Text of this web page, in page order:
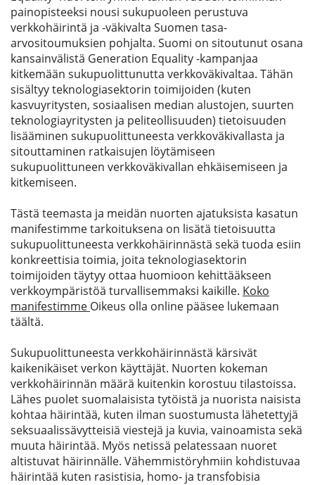
painopisteeksi nousi sukupuoleen perustuva
verkkohäirintä ja -väkivalta Suomen tasa-
arvositoumuksien pohjalta. Suomi on sitoutunut osana
kansainvälistä Generation Equality -kampanjaa
kitkemään sukupuolittunutta verkkoväkivaltaa. Tähän
sisältyy teknologiasektorin toimijoiden (kuten
kasvuyritysten, sosiaalisen median alustojen, suurten
teknologiayritysten ja peliteollisuuden) tietoisuuden
lisääminen sukupuolittuneesta verkkoväkivallasta ja
sitouttaminen ratkaisujen löytämiseen
sukupuolittuneen verkkoväkivallan ehkäisemiseen ja
kitkemiseen.
Tästä teemasta ja meidän nuorten ajatuksista kasatun
manifestimme tarkoituksena on lisätä tietoisuutta
sukupuolittuneesta verkkohäirinnästä sekä tuoda esiin
konkreettisia toimia, joita teknologiasektorin
toimijoiden täytyy ottaa huomioon kehittääkseen
verkkoympäristöä turvallisemmaksi kaikille. Koko
manifestimme Oikeus olla online pääsee lukemaan
täältä.
Sukupuolittuneesta verkkohäirinnästä kärsivät
kaikenikäiset verkon käyttäjät. Nuorten kokeman
verkkohäirinnän määrä kuitenkin korostuu tilastoissa.
Lähes puolet suomalaisista tytöistä ja nuorista naisista
kohtaa häirintää, kuten ilman suostumusta lähetettyjä
seksuaalissävytteisiä viestejä ja kuvia, vainoamista sekä
muuta häirintää. Myös netissä pelatessaan nuoret
altistuvat häirinnälle. Vähemmistöryhmiin kohdistuvaa
häirintää kuten rasistisia, homo- ja transfobisia